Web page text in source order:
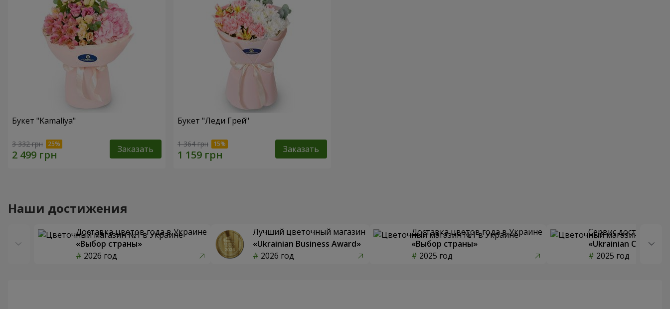
Букет "Kamaliya"
3 332 грн Заказать
Букет "Леди Грей"
1 364 грн Заказать
Наши достижения
Доставка цветов года в Украине
«Выбор страны»
2026 год
Лучший цветочный магазин
«Ukrainian Business Award»
2026 год
Доставка цветов года в Украине
«Выбор страны»
2025 год
Сервис доставки
«Ukrainian Choice»
2025 год